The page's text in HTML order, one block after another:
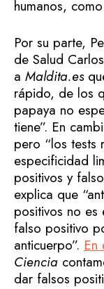
humanos,
Por su parte,
de Salud
a Maldita.es
rápido, de los
papaya no
tiene”. En
pero “los tests
especificidad
positivos y
explica que
positivos no
falso positivo
anticuerpo”. En
Ciencia
dar falsos